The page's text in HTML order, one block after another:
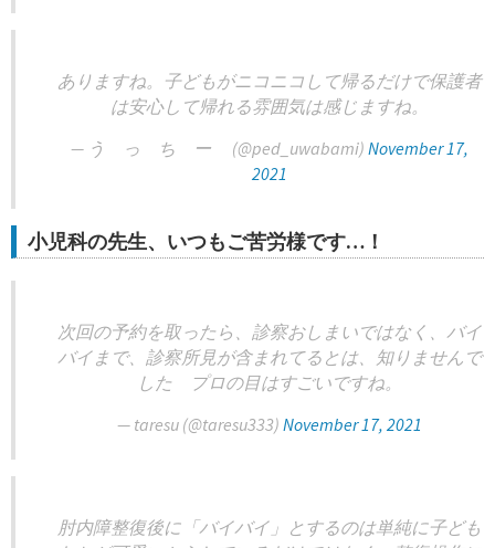
ありますね。子どもがニコニコして帰るだけで保護者
は安心して帰れる雰囲気は感じますね。
— う っ ち ー (@ped_uwabami) November 17,
2021
小児科の先生、いつもご苦労様です…！
次回の予約を取ったら、診察おしまいではなく、バイ
バイまで、診察所見が含まれてるとは、知りませんで
した プロの目はすごいですね。
— taresu (@taresu333) November 17, 2021
肘内障整復後に「バイバイ」とするのは単純に子ども